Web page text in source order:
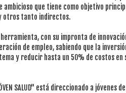
ambicioso que tiene como objetivo
otros tanto indirectos.
con su impronta de
de empleo, sabiendo que la
y reducir hasta un 50% de costos en
JÓVEN SALUD" está direccionado a